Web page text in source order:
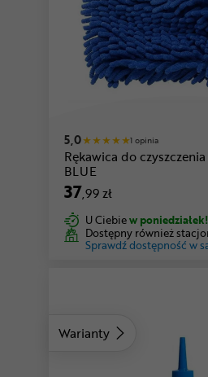
5,0 1 opinia
Rękawica do
BLUE
37,99 zł
U Ciebiew poniedziałek!
Dostępny również
Sprawdź dostępność w
Warianty